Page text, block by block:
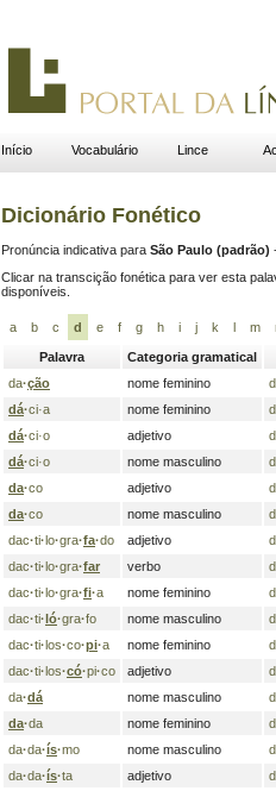
Início Vocabulário Lince
Dicionário Fonético
Pronúncia indicativa para São Paulo (padrão)
Clicar na transcição fonética para ver esta
disponíveis.
a b c d e f g h i j k l m
Palavra
Categoria gramatical
da·ção nome feminino
dá·ci·a nome feminino
dá·ci·o adjetivo
dá·ci·o nome masculino
da·co adjetivo
da·co nome masculino
dac·ti·lo·gra·fa·do adjetivo
dac·ti·lo·gra·far verbo
dac·ti·lo·gra·fi·a nome feminino
dac·ti·ló·gra·fo nome masculino
dac·ti·los·co·pi·a nome feminino
dac·ti·los·có·pi·co adjetivo
da·dá nome masculino
da·da nome feminino
da·da·ís·mo nome masculino
da·da·ís·ta adjetivo